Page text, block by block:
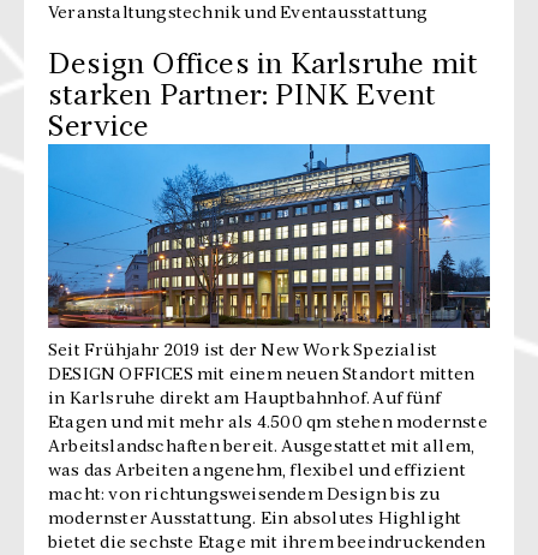
Veranstaltungstechnik und Eventausstattung
Design Offices in Karlsruhe mit
starken Partner: PINK Event
Service
Seit Frühjahr 2019 ist der New Work Spezialist
DESIGN OFFICES mit einem neuen Standort mitten
in Karlsruhe direkt am Hauptbahnhof. Auf fünf
Etagen und mit mehr als 4.500 qm stehen modernste
Arbeitslandschaften bereit. Ausgestattet mit allem,
was das Arbeiten angenehm, flexibel und effizient
macht: von richtungsweisendem Design bis zu
modernster Ausstattung. Ein absolutes Highlight
bietet die sechste Etage mit ihrem beeindruckenden